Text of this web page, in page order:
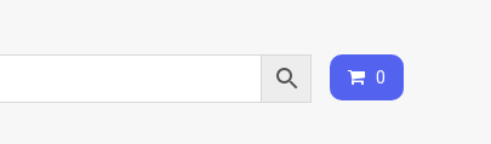
0